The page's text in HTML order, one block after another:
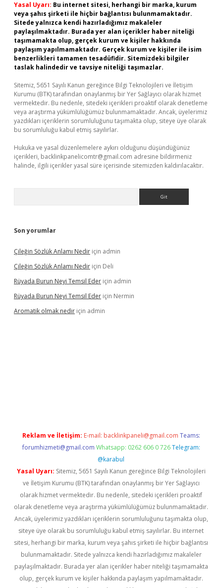
Yasal Uyarı: Bu internet sitesi, herhangi bir marka, kurum
veya şahıs şirketi ile hiçbir bağlantısı bulunmamaktadır.
Sitede yalnızca kendi hazırladığımız makaleler
paylaşılmaktadır. Burada yer alan içerikler haber niteliği
taşımamakta olup, gerçek kurum ve kişiler hakkında
paylaşım yapılmamaktadır. Gerçek kurum ve kişiler ile isim
benzerlikleri tamamen tesadüfidir. Sitemizdeki bilgiler
taslak halindedir ve tavsiye niteliği taşımazlar.
Sitemiz, 5651 Sayılı Kanun gereğince Bilgi Teknolojileri ve İletişim
Kurumu (BTK) tarafından onaylanmış bir Yer Sağlayıcı olarak hizmet
vermektedir. Bu nedenle, sitedeki içerikleri proaktif olarak denetleme
veya araştırma yükümlülüğümüz bulunmamaktadır. Ancak, üyelerimiz
yazdıkları içeriklerin sorumluluğunu taşımakta olup, siteye üye olarak
bu sorumluluğu kabul etmiş sayılırlar.
Hukuka ve yasal düzenlemelere aykırı olduğunu düşündüğünüz
içerikleri, backlinkpanelicomtr@gmail.com adresine bildirmeniz
halinde, ilgili içerikler yasal süre içerisinde sitemizden kaldırılacaktır.
Son yorumlar
Çileğin Sözlük Anlamı Nedir için admin
Çileğin Sözlük Anlamı Nedir için Deli
Rüyada Burun Neyi Temsil Eder için admin
Rüyada Burun Neyi Temsil Eder için Nermin
Aromatik olmak nedir için admin
Reklam ve İletişim: E-mail: backlinkpaneli@gmail.com Teams:
forumhizmeti@gmail.com Whatsapp: 0262 606 0 726 Telegram:
@karabul
Yasal Uyarı: Sitemiz, 5651 Sayılı Kanun gereğince Bilgi Teknolojileri
ve İletişim Kurumu (BTK) tarafından onaylanmış bir Yer Sağlayıcı
olarak hizmet vermektedir. Bu nedenle, sitedeki içerikleri proaktif
olarak denetleme veya araştırma yükümlülüğümüz bulunmamaktadır.
Ancak, üyelerimiz yazdıkları içeriklerin sorumluluğunu taşımakta olup,
siteye üye olarak bu sorumluluğu kabul etmiş sayılırlar. Bu internet
sitesi, herhangi bir marka, kurum veya şahıs şirketi ile hiçbir bağlantısı
bulunmamaktadır. Sitede yalnızca kendi hazırladığımız makaleler
paylaşılmaktadır. Burada yer alan içerikler haber niteliği taşımamakta
olup, gerçek kurum ve kişiler hakkında paylaşım yapılmamaktadır.